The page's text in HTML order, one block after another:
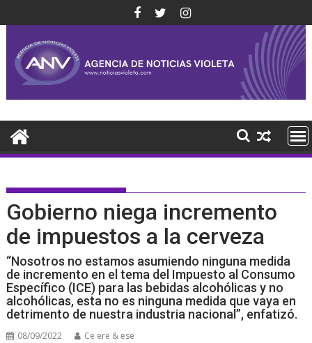
al
contenido
Gobierno niega incremento
de impuestos a la cerveza
“Nosotros no estamos asumiendo ninguna medida
de incremento en el tema del Impuesto al Consumo
Específico (ICE) para las bebidas alcohólicas y no
alcohólicas, esta no es ninguna medida que vaya en
detrimento de nuestra industria nacional”, enfatizó.
08/09/2022 Ce ere & ese